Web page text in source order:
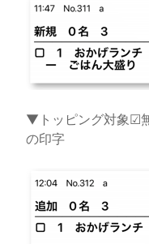
▼トッピング対象☑
の印字